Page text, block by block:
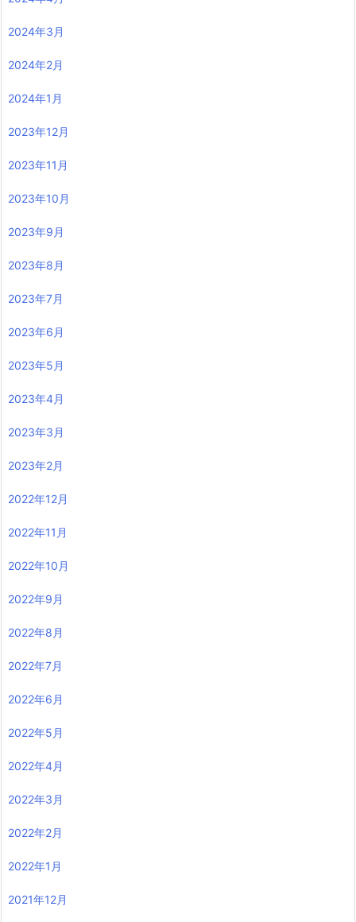
2024年3月
2024年2月
2024年1月
2023年12月
2023年11月
2023年10月
2023年9月
2023年8月
2023年7月
2023年6月
2023年5月
2023年4月
2023年3月
2023年2月
2022年12月
2022年11月
2022年10月
2022年9月
2022年8月
2022年7月
2022年6月
2022年5月
2022年4月
2022年3月
2022年2月
2022年1月
2021年12月